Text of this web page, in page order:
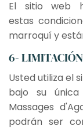
El sitio web
estas
marroquí y
6-
Usted utiliza el
bajo su única
Massages
podrán ser